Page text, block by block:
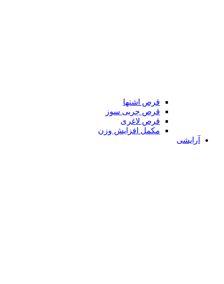
قرص اشتها
قرص چربی سوز
قرص لاغری
مکمل افزایش وزن
آرایشی